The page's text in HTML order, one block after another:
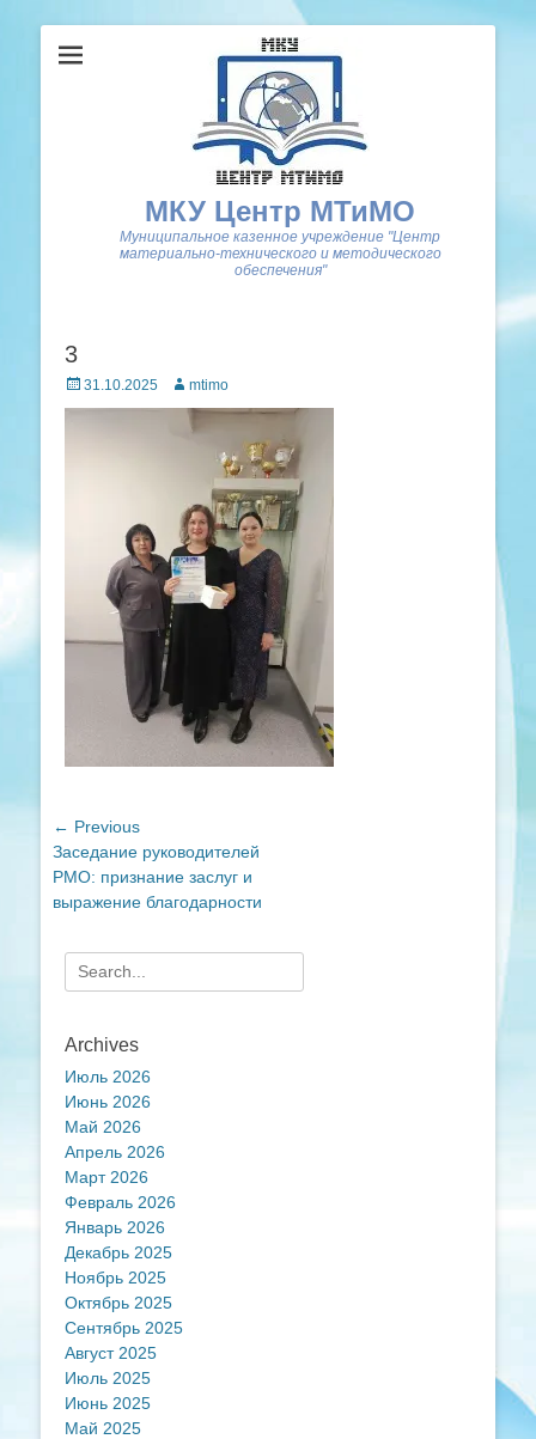
МКУ Центр МТиМО
Муниципальное казенное учреждение "Центр
материально-технического и методического
обеспечения"
3
Posted
on
31.10.2025 Author
mtimo
Навигация
по
записям
← Previous
Previous
post:
Заседание руководителей
РМО: признание заслуг и
выражение благодарности
Search
for:
Archives
Июль 2026
Июнь 2026
Май 2026
Апрель 2026
Март 2026
Февраль 2026
Январь 2026
Декабрь 2025
Ноябрь 2025
Октябрь 2025
Сентябрь 2025
Август 2025
Июль 2025
Июнь 2025
Май 2025